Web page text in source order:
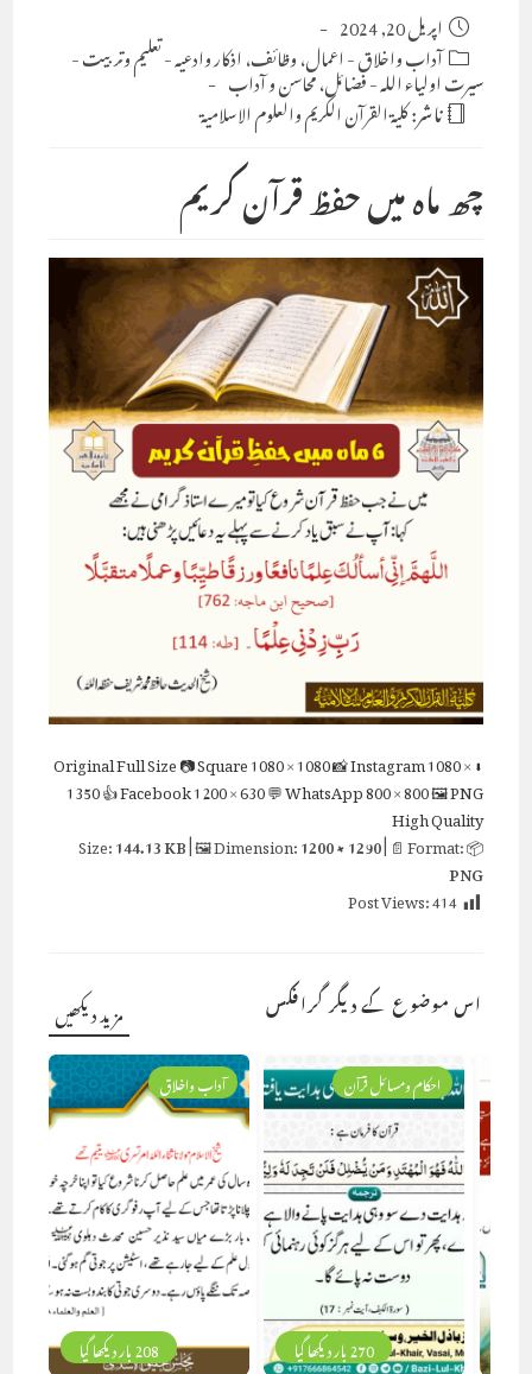
Post
published:
اپریل 20, 2024
Post
category:
آداب واخلاق-اعمال، وظائف، اذکار وادعیہ-تعلیم وتربیت-
سیرت اولیاء اللہ-فضائل، محاسن و آداب
ناشر:كلية القرآن الكريم والعلوم الاسلامية
چھ ماہ میں حفظ قرآن کریم
⬇ Original
Full Size📷 Square1080 × 1080📸 Instagram1080 ×
1350👍 Facebook1200 × 630💬 WhatsApp800 × 800🖼 PNG
High Quality
📦 Size:
144.13 KB| 🖼 Dimension:1200 × 1290| 📄 Format:
PNG
Post Views:414
اس موضوع کے دیگر گرافکس مزید دیکھیں
270 بار دیکھا گیا
احکام ومسائل قرآن
208 بار دیکھا گیا
آداب واخلاق